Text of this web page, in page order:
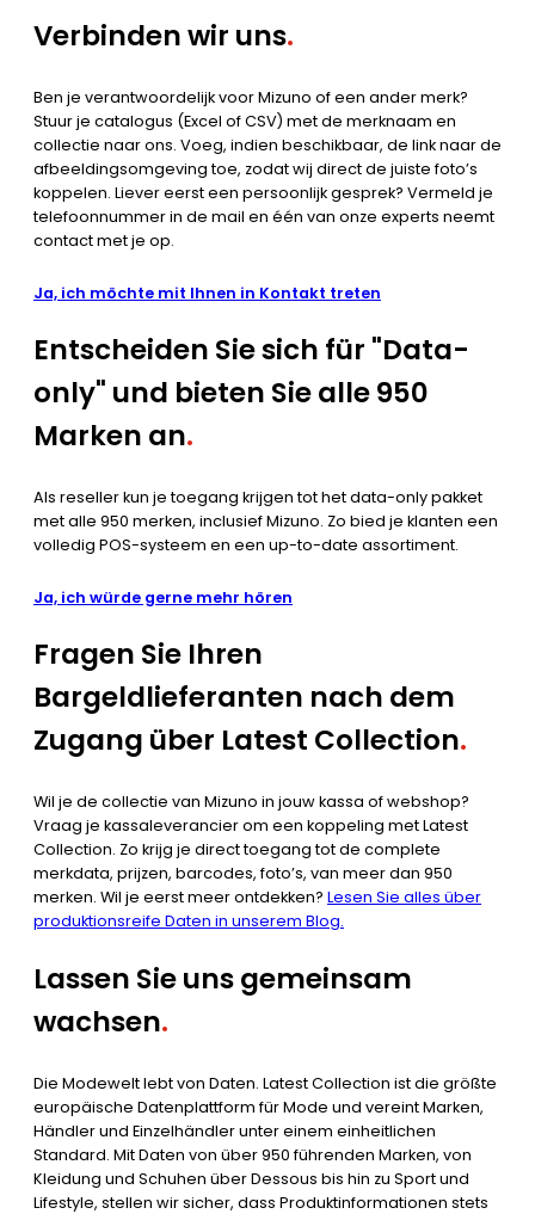
Verbinden wir uns.
Ben je verantwoordelijk voor Mizuno of een ander merk?
Stuur je catalogus (Excel of CSV) met de merknaam en
collectie naar ons. Voeg, indien beschikbaar, de link naar de
afbeeldingsomgeving toe, zodat wij direct de juiste foto’s
koppelen. Liever eerst een persoonlijk gesprek? Vermeld je
telefoonnummer in de mail en één van onze experts neemt
contact met je op.
Ja, ich möchte mit Ihnen in Kontakt treten
Entscheiden Sie sich für "Data-
only" und bieten Sie alle 950
Marken an.
Als reseller kun je toegang krijgen tot het data-only pakket
met alle 950 merken, inclusief Mizuno. Zo bied je klanten een
volledig POS-systeem en een up-to-date assortiment.
Ja, ich würde gerne mehr hören
Fragen Sie Ihren
Bargeldlieferanten nach dem
Zugang über Latest Collection.
Wil je de collectie van Mizuno in jouw kassa of webshop?
Vraag je kassaleverancier om een koppeling met Latest
Collection. Zo krijg je direct toegang tot de complete
merkdata, prijzen, barcodes, foto’s, van meer dan 950
merken. Wil je eerst meer ontdekken? Lesen Sie alles über
produktionsreife Daten in unserem Blog.
Lassen Sie uns gemeinsam
wachsen.
Die Modewelt lebt von Daten. Latest Collection ist die größte
europäische Datenplattform für Mode und vereint Marken,
Händler und Einzelhändler unter einem einheitlichen
Standard. Mit Daten von über 950 führenden Marken, von
Kleidung und Schuhen über Dessous bis hin zu Sport und
Lifestyle, stellen wir sicher, dass Produktinformationen stets